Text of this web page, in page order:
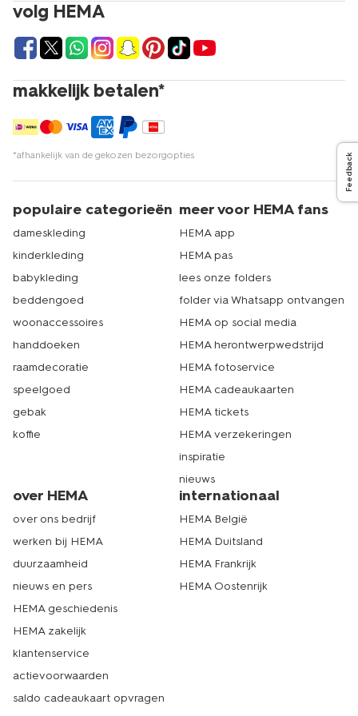
Feedback
hebben we ook aan de kleinere dames gedacht. Bij
HEMA kun je namelijk ook terecht voor
voor meisjes. Naast korte broeken voor dames hebben
we uiteraard ook korte broeken voor heren
gemakkelijk op hema.nl, waarna wij ervoor zorgen dat je
jouw bestelling snel in huis hebt. Je kunt natuurlijk ook
langskomen in één van onze winkels. Met ruim 500
filialen is er altijd wel een HEMA bij jou in de buurt. Echt
HEMA.
volg HEMA
makkelijk betalen*
*afhankelijk van de gekozen bezorgopties
populaire categorieën
dameskleding
kinderkleding
babykleding
beddengoed
woonaccessoires
handdoeken
raamdecoratie
speelgoed
gebak
koffie
meer voor HEMA fans
HEMA app
HEMA pas
lees onze folders
folder via Whatsapp ontvangen
HEMA op social media
HEMA herontwerpwedstrijd
HEMA fotoservice
HEMA cadeaukaarten
HEMA tickets
HEMA verzekeringen
inspiratie
nieuws
over HEMA
over ons bedrijf
werken bij HEMA
duurzaamheid
nieuws en pers
HEMA geschiedenis
HEMA zakelijk
klantenservice
actievoorwaarden
saldo cadeaukaart opvragen
internationaal
HEMA België
HEMA Duitsland
HEMA Frankrijk
HEMA Oostenrijk